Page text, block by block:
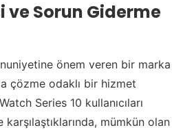
ve Sorun Giderme
önem veren bir marka
çözme odaklı bir hizmet
Series 10 kullanıcıları
mümkün olan